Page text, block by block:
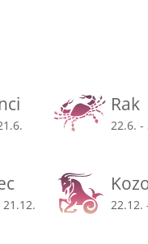
Rak
22.6. -
22.12.